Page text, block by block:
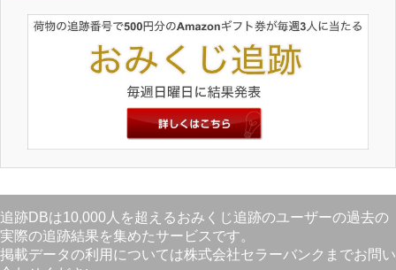
追跡DBは10,000人を超えるおみくじ追跡のユーザーの過去の
実際の追跡結果を集めたサービスです。
掲載データの利用については株式会社セラーバンクまでお問い